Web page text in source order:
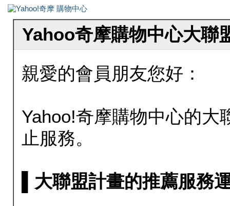
Yahoo奇摩購物中心大聯
親愛的會員朋友您好：
Yahoo!奇摩購物中心的大
止服務。
▌大聯盟計畫的推薦服務